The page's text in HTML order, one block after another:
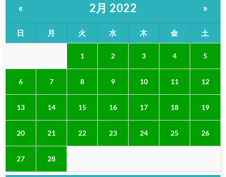
« 2月 2022 »
日 月 火 水 木 金 土
1 2 3 4 5
6 7 8 9 10 11 12
13 14 15 16 17 18 19
20 21 22 23 24 25 26
27 28